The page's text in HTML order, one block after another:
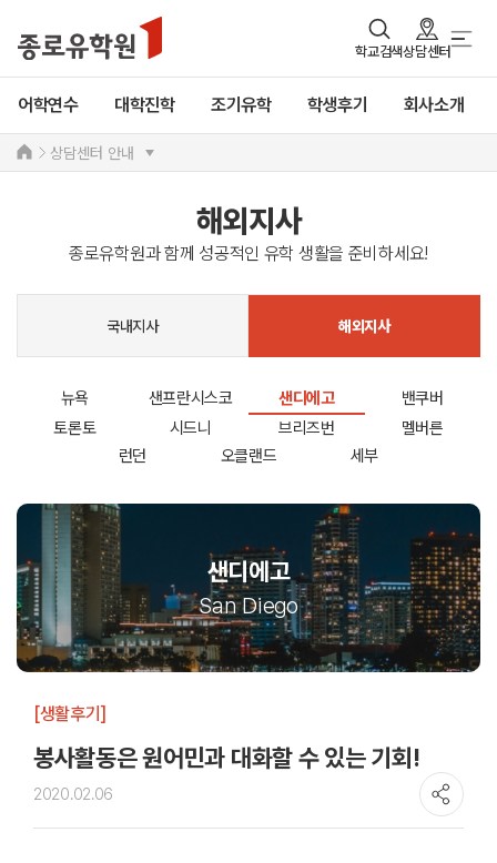
학교검색상담센터
어학연수 대학진학 조기유학 학생후기 회사소개
상담센터 안내
해외지사
종로유학원과 함께 성공적인 유학 생활을 준비하세요!
국내지사 해외지사
뉴욕 샌프란시스코 샌디에고
밴쿠버
토론토
시드니 브리즈번
멜버른
런던
오클랜드 세부
샌디에고
San Diego
[생활후기]
봉사활동은 원어민과 대화할 수 있는 기회!
2020.02.06